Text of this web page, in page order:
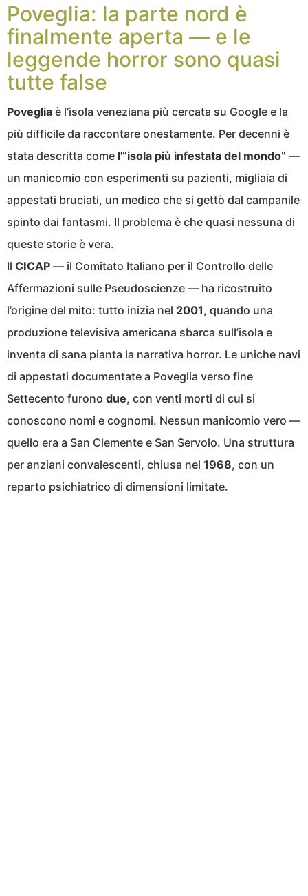
Poveglia: la parte nord è
finalmente aperta — e le
leggende horror sono quasi
tutte false
Poveglia è l’isola veneziana più cercata su Google e la
più difficile da raccontare onestamente. Per decenni è
stata descritta come l'”isola più infestata del mondo” —
un manicomio con esperimenti su pazienti, migliaia di
appestati bruciati, un medico che si gettò dal campanile
spinto dai fantasmi. Il problema è che quasi nessuna di
queste storie è vera.
Il CICAP — il Comitato Italiano per il Controllo delle
Affermazioni sulle Pseudoscienze — ha ricostruito
l’origine del mito: tutto inizia nel 2001, quando una
produzione televisiva americana sbarca sull’isola e
inventa di sana pianta la narrativa horror. Le uniche navi
di appestati documentate a Poveglia verso fine
Settecento furono due, con venti morti di cui si
conoscono nomi e cognomi. Nessun manicomio vero —
quello era a San Clemente e San Servolo. Una struttura
per anziani convalescenti, chiusa nel 1968, con un
reparto psichiatrico di dimensioni limitate.